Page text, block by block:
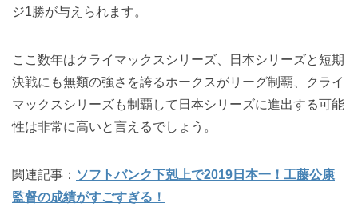
ジ1勝が与えられます。
ここ数年はクライマックスシリーズ、日本シリーズと短期
決戦にも無類の強さを誇るホークスがリーグ制覇、クライ
マックスシリーズも制覇して日本シリーズに進出する可能
性は非常に高いと言えるでしょう。
関連記事： ソフトバンク下剋上で2019日本一！工藤公康
監督の成績がすごすぎる！